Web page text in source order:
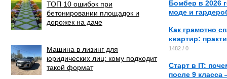
ТОП 10 ошибок при
бетонировании площадок и
дорожек на даче
Машина в лизинг для
юридических лиц: кому подходит
такой формат
Бомбер в 2026
моде и
Как грамотно
квартир:
1482 / 0
Старт в IT:
после 9 класса